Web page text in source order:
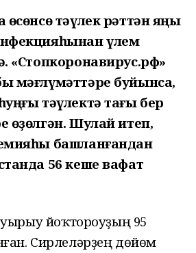
өсөнсө тәүлек рәттән яңы
үлем
«Стопкоронавирус.рф»
мәғлүмәттәре буйынса,
тәүлектә тағы бер
өҙөлгән. Шулай итеп,
башланғандан
56 кеше вафат
йоҡтороуҙың 95
Сирлеләрҙең дөйөм